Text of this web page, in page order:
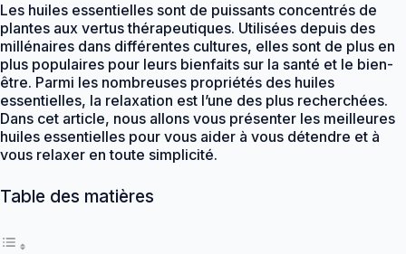
Les huiles essentielles sont de puissants concentrés de
plantes aux vertus thérapeutiques. Utilisées depuis des
millénaires dans différentes cultures, elles sont de plus en
plus populaires pour leurs bienfaits sur la santé et le bien-
être. Parmi les nombreuses propriétés des huiles
essentielles, la relaxation est l’une des plus recherchées.
Dans cet article, nous allons vous présenter les meilleures
huiles essentielles pour vous aider à vous détendre et à
vous relaxer en toute simplicité.
Table des matières